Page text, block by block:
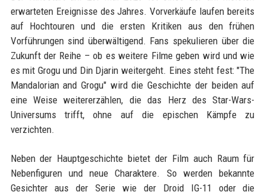
erwarteten Ereignisse des Jahres. Vorverkäufe laufen bereits
auf Hochtouren und die ersten Kritiken aus den frühen
Vorführungen sind überwältigend. Fans spekulieren über die
Zukunft der Reihe – ob es weitere Filme geben wird und wie
es mit Grogu und Din Djarin weitergeht. Eines steht fest: "The
Mandalorian and Grogu" wird die Geschichte der beiden auf
eine Weise weitererzählen, die das Herz des Star-Wars-
Universums trifft, ohne auf die epischen Kämpfe zu
verzichten.
Neben der Hauptgeschichte bietet der Film auch Raum für
Nebenfiguren und neue Charaktere. So werden bekannte
Gesichter aus der Serie wie der Droid IG-11 oder die